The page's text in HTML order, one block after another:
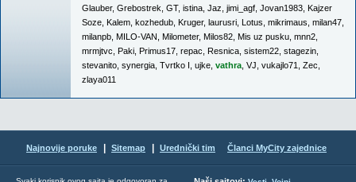
Glauber, Grebostrek GT, istina Jaz jimi_agf Jovan1983 Kajzer
Soze Kalem kozhedub Kruger, laurusri Lotus mikrimaus milan47
milanpb MILO-VAN Milometer, Milos82 Mis uz pusku mnn2
mrmjtvc Paki Primus17 repac Resnica sistem22 stagezin
stevanito synergia Tvrtko I ujke vathra VJ vukajlo71 Zec
zlaya011
Najnovije poruke Sitemap Urednički tim Članci MyCity zajednice